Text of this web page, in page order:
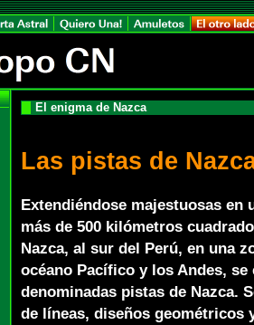
El enigma de Nazca
Las pistas de
Extendiéndose majestuosas en
más de 500 kilómetros
Nazca, al sur del Perú, en una
océano Pacífico y los Andes, se
denominadas pistas de Nazca.
de líneas, diseños geométricos